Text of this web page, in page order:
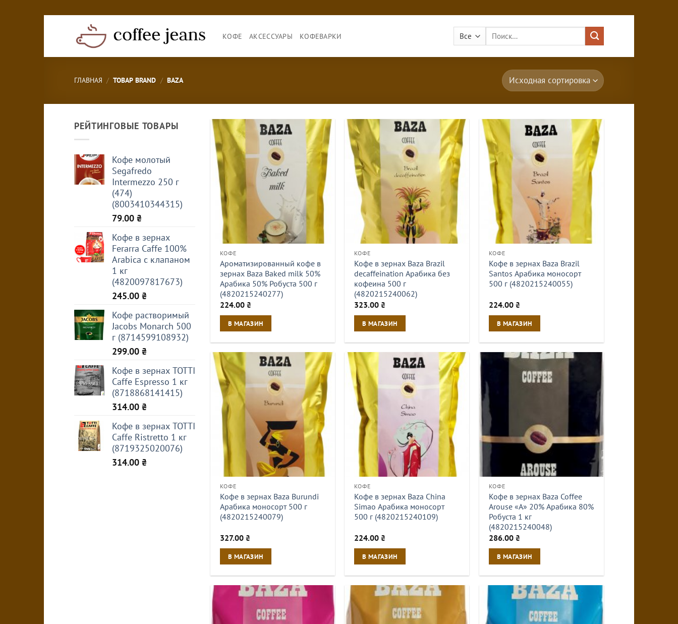
КОФЕ АКСЕССУАРЫ КОФЕВАРКИ
Искать:
ГЛАВНАЯ / ТОВАР BRAND / BAZA
РЕЙТИНГОВЫЕ ТОВАРЫ
Кофе молотый
Segafredo
Intermezzo 250 г
(474)
(8003410344315)
79.00 ₴
Кофе в зернах
Ferarra Caffe 100%
Arabica с клапаном
1 кг
(4820097817673)
245.00 ₴
Кофе растворимый
Jacobs Monarch 500
г (8714599108932)
299.00 ₴
Кофе в зернах TOTTI
Caffe Espresso 1 кг
(8718868141415)
314.00 ₴
Кофе в зернах TOTTI
Caffe Ristretto 1 кг
(8719325020076)
314.00 ₴
КОФЕ
Ароматизированный кофе в
зернах Baza Baked milk 50%
Арабика 50% Робуста 500 г
(4820215240277)
224.00 ₴
В МАГАЗИН
КОФЕ
Кофе в зернах Baza Brazil
decaffeination Арабика без
кофеина 500 г
(4820215240062)
323.00 ₴
В МАГАЗИН
КОФЕ
Кофе в зернах Baza Brazil
Santos Арабика моносорт
500 г (4820215240055)
224.00 ₴
В МАГАЗИН
КОФЕ
Кофе в зернах Baza Burundi
Арабика моносорт 500 г
(4820215240079)
327.00 ₴
В МАГАЗИН
КОФЕ
Кофе в зернах Baza China
Simao Арабика моносорт
500 г (4820215240109)
224.00 ₴
В МАГАЗИН
КОФЕ
Кофе в зернах Baza Coffee
Arouse «А» 20% Арабика 80%
Робуста 1 кг
(4820215240048)
286.00 ₴
В МАГАЗИН